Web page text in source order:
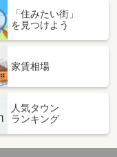
内原
小雑賀
「住みたい街」
を見つけよう
家賃相場
人気タウン
ランキング